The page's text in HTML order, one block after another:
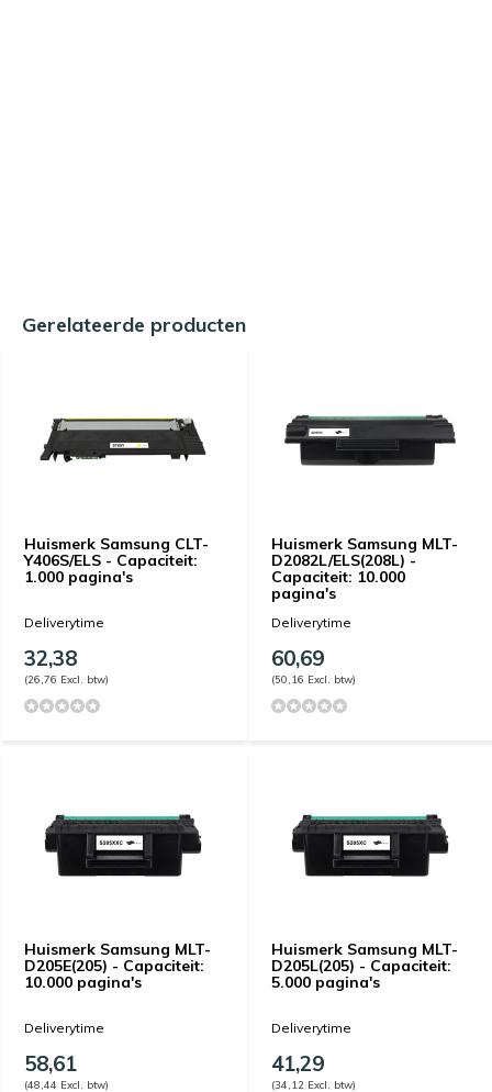
Gerelateerde producten
Huismerk Samsung CLT-
Y406S/ELS - Capaciteit:
1.000 pagina's
Deliverytime
32,38
(26,76 Excl. btw)
Huismerk Samsung MLT-
D2082L/ELS(208L) -
Capaciteit: 10.000
pagina's
Deliverytime
60,69
(50,16 Excl. btw)
Huismerk Samsung MLT-
D205E(205) - Capaciteit:
10.000 pagina's
Deliverytime
58,61
(48,44 Excl. btw)
Huismerk Samsung MLT-
D205L(205) - Capaciteit:
5.000 pagina's
Deliverytime
41,29
(34,12 Excl. btw)